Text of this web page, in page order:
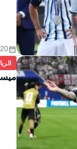
calendar_month
20 Jul, 2026